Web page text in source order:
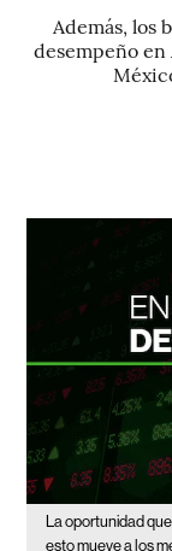
Además, los
desempeño
La oportunidad
esto mueve a los